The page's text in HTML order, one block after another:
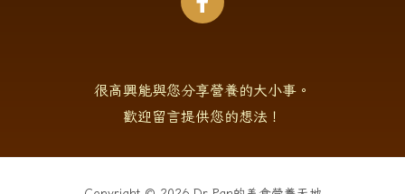
很高興能與您分享營養的大小事。
歡迎留言提供您的想法！